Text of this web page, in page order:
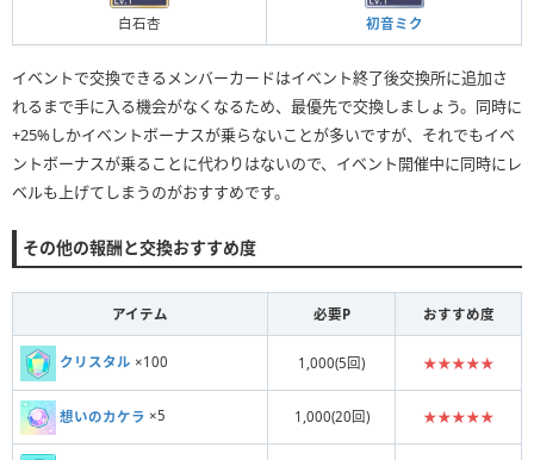
白石杏 初音ミク
イベントで交換できるメンバーカードはイベント終了後交換所に追加さ
れるまで手に入る機会がなくなるため、最優先で交換しましょう。同時に
+25%しかイベントボーナスが乗らないことが多いですが、それでもイベ
ントボーナスが乗ることに代わりはないので、イベント開催中に同時にレ
ベルも上げてしまうのがおすすめです。
その他の報酬と交換おすすめ度
アイテム 必要P おすすめ度
クリスタル ×100 1,000(5回) ★★★★★
想いのカケラ ×5 1,000(20回) ★★★★★